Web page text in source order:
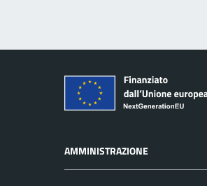
AMMINISTRAZIONE